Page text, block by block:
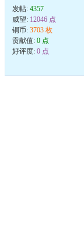
发帖: 4357
威望: 12046 点
铜币: 3703 枚
贡献值: 0 点
好评度: 0 点